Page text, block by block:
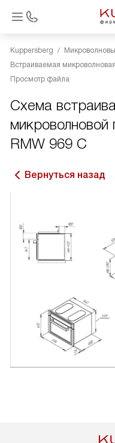
Kuppersberg
Встраиваемая
Просмотр файла
Схема
RMW 969 C
Вернуться назад